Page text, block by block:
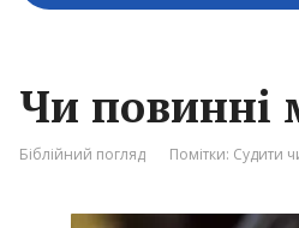
Чи повинні
Біблійний погляд Помітки: Судити